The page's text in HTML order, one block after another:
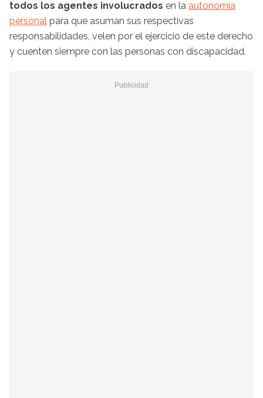
todos los agentes involucrados en la autonomía
personal para que asuman sus respectivas
responsabilidades, velen por el ejercicio de este derecho
y cuenten siempre con las personas con discapacidad.